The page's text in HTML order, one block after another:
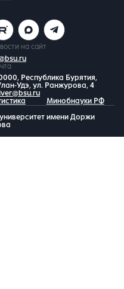
на сайт
Республика Бурятия,
Удэ, ул. Ранжурова, 4
Минобнауки РФ
имени Доржи